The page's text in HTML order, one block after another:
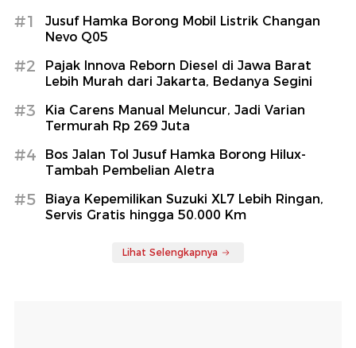
#1
Jusuf Hamka Borong Mobil Listrik Changan
Nevo Q05
#2
Pajak Innova Reborn Diesel di Jawa Barat
Lebih Murah dari Jakarta, Bedanya Segini
#3
Kia Carens Manual Meluncur, Jadi Varian
Termurah Rp 269 Juta
#4
Bos Jalan Tol Jusuf Hamka Borong Hilux-
Tambah Pembelian Aletra
#5
Biaya Kepemilikan Suzuki XL7 Lebih Ringan,
Servis Gratis hingga 50.000 Km
Lihat Selengkapnya